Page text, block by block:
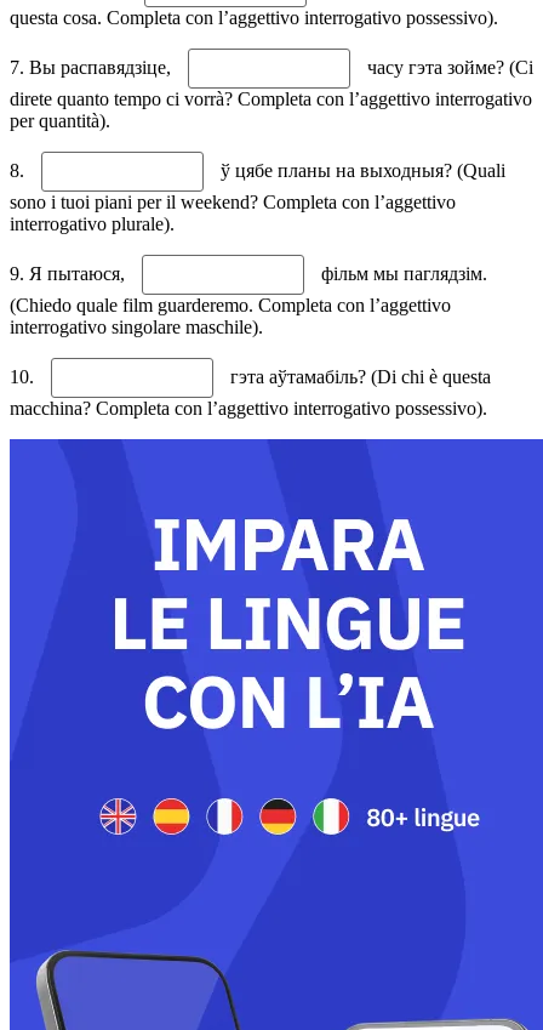
questa cosa. Completa con l’aggettivo interrogativo possessivo).
7. Вы распавядзіце,
часу гэта зойме? (Ci
direte quanto tempo ci vorrà? Completa con l’aggettivo interrogativo
per quantità).
8.
ў цябе планы на выходныя? (Quali
sono i tuoi piani per il weekend? Completa con l’aggettivo
interrogativo plurale).
9. Я пытаюся,
фільм мы паглядзім.
(Chiedo quale film guarderemo. Completa con l’aggettivo
interrogativo singolare maschile).
10.
гэта аўтамабіль? (Di chi è questa
macchina? Completa con l’aggettivo interrogativo possessivo).